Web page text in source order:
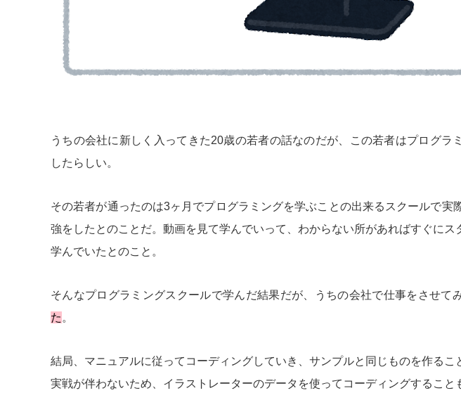
うちの会社に新しく入ってきた20歳の若者の話なのだが、この若者はプログラ
したらしい。
その若者が通ったのは3ヶ月でプログラミングを学ぶことの出来るスクールで実
強をしたとのことだ。動画を見て学んでいって、わからない所があればすぐにス
学んでいたとのこと。
そんなプログラミングスクールで学んだ結果だが、うちの会社で仕事をさせて
た 。
結局、マニュアルに従ってコーディングしていき、サンプルと同じものを作るこ
実戦が伴わないため、イラストレーターのデータを使ってコーディングすること